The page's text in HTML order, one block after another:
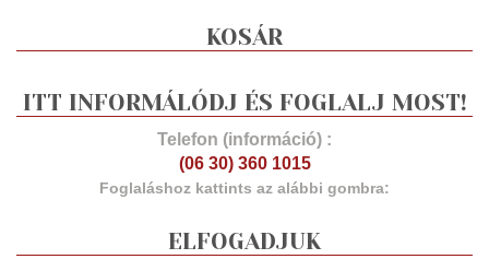
KOSÁR
ITT INFORMÁLÓDJ ÉS FOGLALJ MOST!
Telefon (információ) :
(06 30) 360 1015
Foglaláshoz kattints az alábbi gombra:
ELFOGADJUK